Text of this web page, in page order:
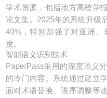
学术资源，包括地方高校学
论文集。2025年的系统升级
40%，特别加强了对亚洲
度。
智能语义识别技术
PaperPass采用的深度语义
的冷门内容。系统通过建立
面对术语替换、语序调整等